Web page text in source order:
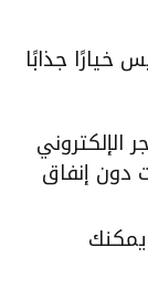
خيارًا جذابًا
الإلكتروني
دون إنفاق